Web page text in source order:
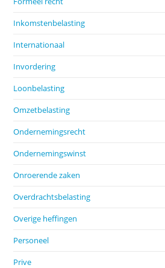
Inkomstenbelasting
Internationaal
Invordering
Loonbelasting
Omzetbelasting
Ondernemingsrecht
Ondernemingswinst
Onroerende zaken
Overdrachtsbelasting
Overige heffingen
Personeel
Prive